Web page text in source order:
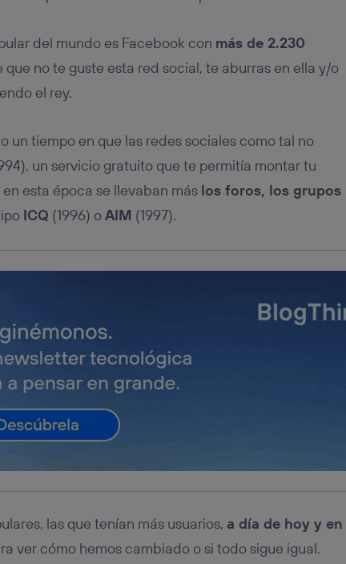
del mundo es Facebook con más de 2.230
no te guste esta red social, te aburras en ella y/o
el rey.
un tiempo en que las redes sociales como tal no
un servicio gratuito que te permitía montar tu
esta época se llevaban más los foros, los grupos
ICQ (1996) oAIM (1997).
las que tenían más usuarios, a día de hoy y en
ver cómo hemos cambiado o si todo sigue igual.
de navegación de los miembros del hogar que
Utiq seleccionando “Administrar Utiq” en la parte
el
portal de privacidad de Utiq (“consenthub”)
de privacidad de Utiq .